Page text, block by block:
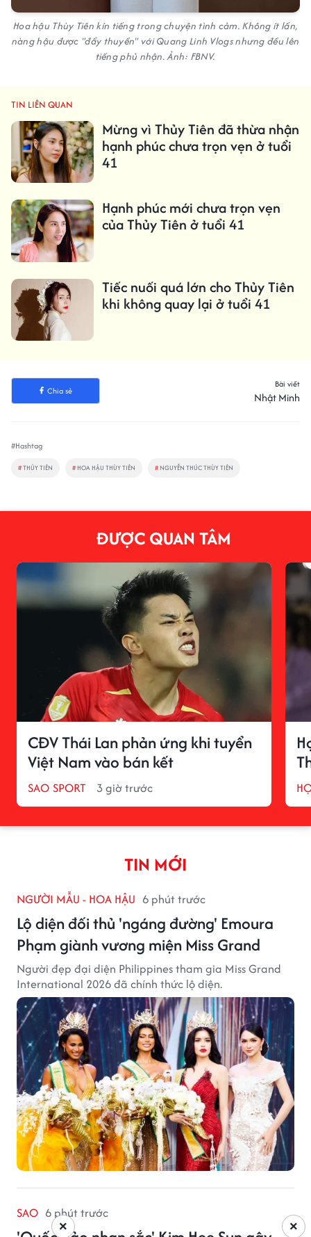
Hoa hậu Thùy Tiên kín tiếng trong chuyện tình cảm. Không ít lần,
nàng hậu được "đẩy thuyền" với Quang Linh Vlogs nhưng đều lên
tiếng phủ nhận. Ảnh: FBNV.
TIN LIÊN QUAN
Mừng vì Thủy Tiên đã thừa nhận
hạnh phúc chưa trọn vẹn ở tuổi
41
Hạnh phúc mới chưa trọn vẹn
của Thủy Tiên ở tuổi 41
Tiếc nuối quá lớn cho Thủy Tiên
khi không quay lại ở tuổi 41
Chia sẻ
Bài viết
Nhật Minh
#Hashtag
#THỦY TIÊN # HOA HẬU THÙY TIÊN # NGUYỄN THÚC THÙY TIÊN
ĐƯỢC QUAN TÂM
CĐV Thái Lan phản ứng khi tuyển
Việt Nam vào bán kết
SAO SPORT 3 giờ trước
TIN MỚI
NGƯỜI MẪU - HOA HẬU 6 phút trước
Lộ diện đối thủ 'ngáng đường' Emoura
Phạm giành vương miện Miss Grand
Người đẹp đại diện Philippines tham gia Miss Grand
International 2026 đã chính thức lộ diện.
SAO 6 phút trước
×
×